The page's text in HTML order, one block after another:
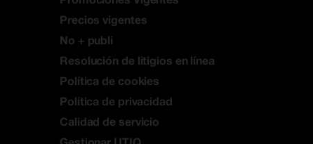
Precios vigentes
No + publi
Resolución de litigios en línea
Política de cookies
Política de privacidad
Calidad de servicio